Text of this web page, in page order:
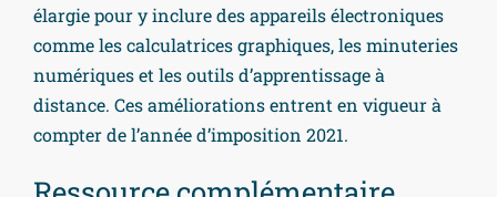
élargie pour y inclure des appareils électroniques
comme les calculatrices graphiques, les minuteries
numériques et les outils d’apprentissage à
distance. Ces améliorations entrent en vigueur à
compter de l’année d’imposition 2021.